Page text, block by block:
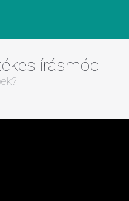
írásmód